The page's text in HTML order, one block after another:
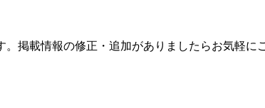
掲載情報の修正・追加がありましたらお気軽に